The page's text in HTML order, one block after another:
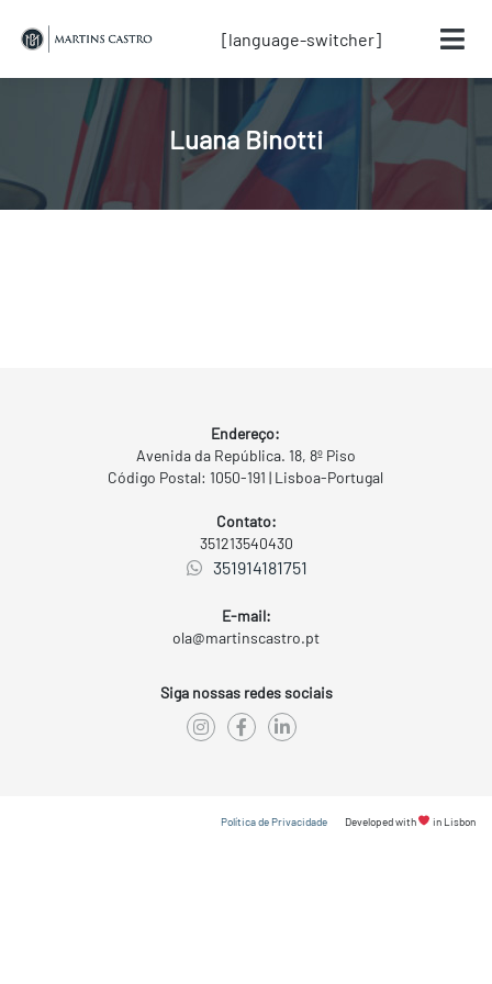
[language-switcher]
Luana Binotti
Endereço:
Avenida da República. 18, 8º Piso
Código Postal: 1050-191 | Lisboa-Portugal
Contato:
351213540430
351914181751
E-mail:
ola@martinscastro.pt
Siga nossas redes sociais
Política de Privacidade Developed with in Lisbon